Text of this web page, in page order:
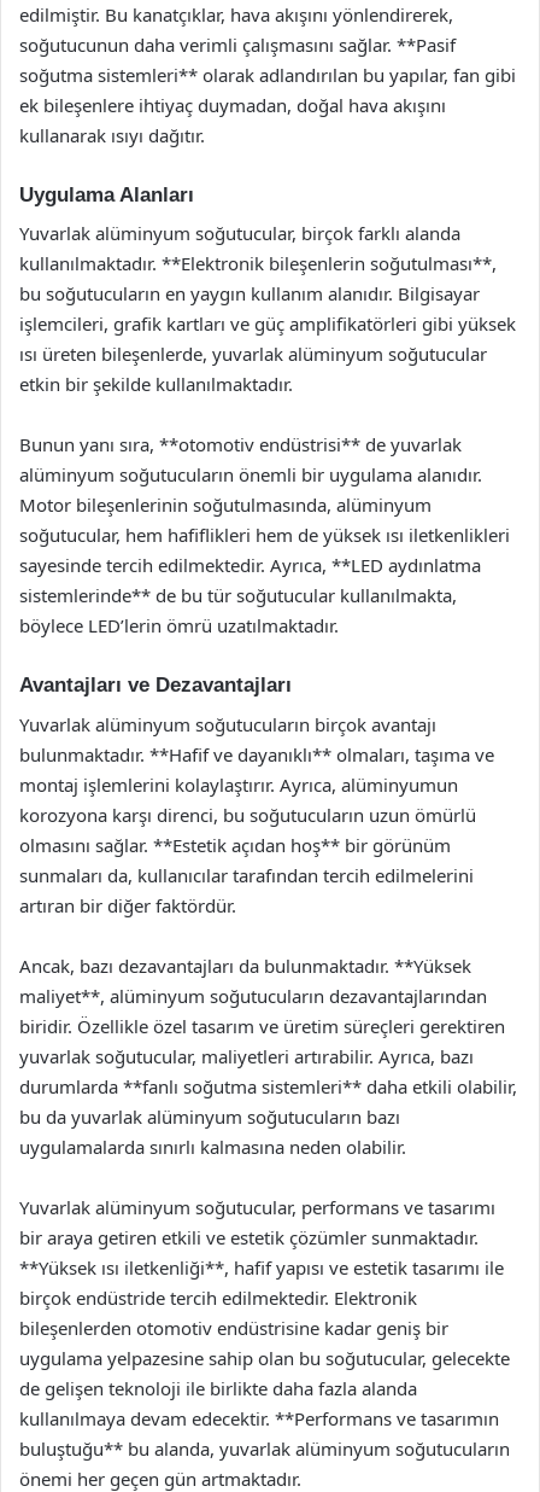
edilmiştir. Bu kanatçıklar, hava akışını yönlendirerek,
soğutucunun daha verimli çalışmasını sağlar. **Pasif
soğutma sistemleri** olarak adlandırılan bu yapılar, fan gibi
ek bileşenlere ihtiyaç duymadan, doğal hava akışını
kullanarak ısıyı dağıtır.
Uygulama Alanları
Yuvarlak alüminyum soğutucular, birçok farklı alanda
kullanılmaktadır. **Elektronik bileşenlerin soğutulması**,
bu soğutucuların en yaygın kullanım alanıdır. Bilgisayar
işlemcileri, grafik kartları ve güç amplifikatörleri gibi yüksek
ısı üreten bileşenlerde, yuvarlak alüminyum soğutucular
etkin bir şekilde kullanılmaktadır.
Bunun yanı sıra, **otomotiv endüstrisi** de yuvarlak
alüminyum soğutucuların önemli bir uygulama alanıdır.
Motor bileşenlerinin soğutulmasında, alüminyum
soğutucular, hem hafiflikleri hem de yüksek ısı iletkenlikleri
sayesinde tercih edilmektedir. Ayrıca, **LED aydınlatma
sistemlerinde** de bu tür soğutucular kullanılmakta,
böylece LED’lerin ömrü uzatılmaktadır.
Avantajları ve Dezavantajları
Yuvarlak alüminyum soğutucuların birçok avantajı
bulunmaktadır. **Hafif ve dayanıklı** olmaları, taşıma ve
montaj işlemlerini kolaylaştırır. Ayrıca, alüminyumun
korozyona karşı direnci, bu soğutucuların uzun ömürlü
olmasını sağlar. **Estetik açıdan hoş** bir görünüm
sunmaları da, kullanıcılar tarafından tercih edilmelerini
artıran bir diğer faktördür.
Ancak, bazı dezavantajları da bulunmaktadır. **Yüksek
maliyet**, alüminyum soğutucuların dezavantajlarından
biridir. Özellikle özel tasarım ve üretim süreçleri gerektiren
yuvarlak soğutucular, maliyetleri artırabilir. Ayrıca, bazı
durumlarda **fanlı soğutma sistemleri** daha etkili olabilir,
bu da yuvarlak alüminyum soğutucuların bazı
uygulamalarda sınırlı kalmasına neden olabilir.
Yuvarlak alüminyum soğutucular, performans ve tasarımı
bir araya getiren etkili ve estetik çözümler sunmaktadır.
**Yüksek ısı iletkenliği**, hafif yapısı ve estetik tasarımı ile
birçok endüstride tercih edilmektedir. Elektronik
bileşenlerden otomotiv endüstrisine kadar geniş bir
uygulama yelpazesine sahip olan bu soğutucular, gelecekte
de gelişen teknoloji ile birlikte daha fazla alanda
kullanılmaya devam edecektir. **Performans ve tasarımın
buluştuğu** bu alanda, yuvarlak alüminyum soğutucuların
önemi her geçen gün artmaktadır.